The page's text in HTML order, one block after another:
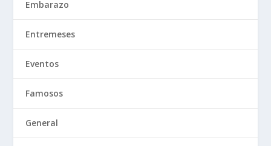
Embarazo
Entremeses
Eventos
Famosos
General